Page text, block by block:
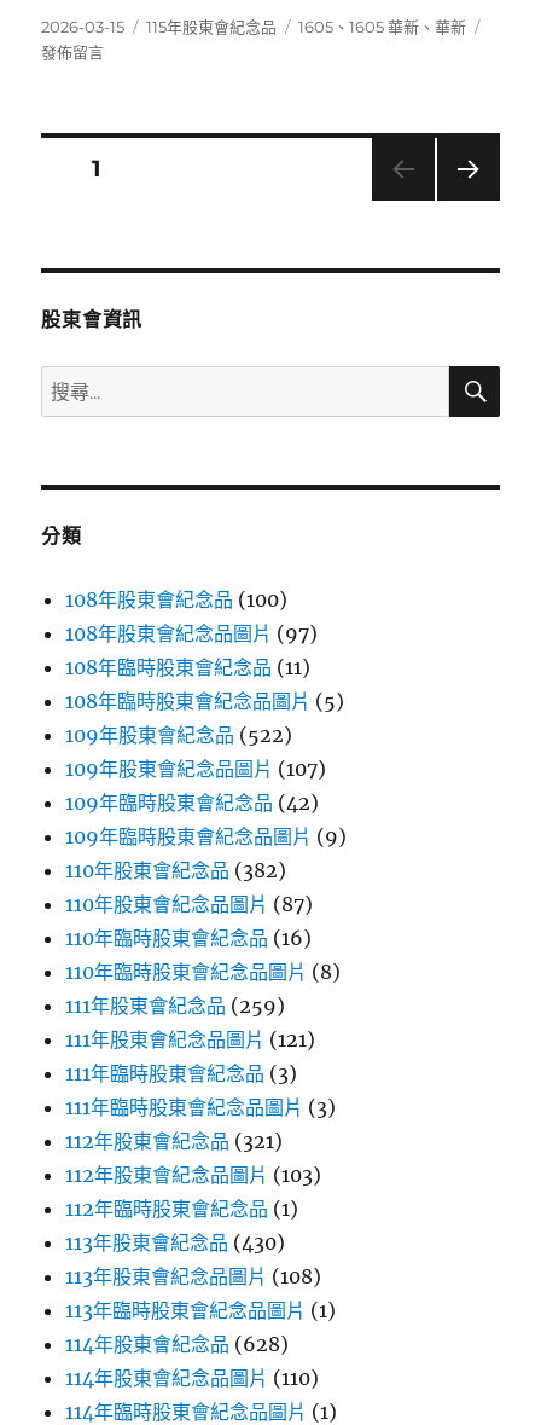
發
佈
2026-03-15
分
115年股東會紀念品
標
1605 、1605 華新 、華新
發佈留言
分
頁次1
股東會資訊
搜
尋
鍵
搜
分類
108年股東會紀念品 (100)
108年股東會紀念品圖片 (97)
108年臨時股東會紀念品 (11)
108年臨時股東會紀念品圖片 (5)
109年股東會紀念品 (522)
109年股東會紀念品圖片 (107)
109年臨時股東會紀念品 (42)
109年臨時股東會紀念品圖片 (9)
110年股東會紀念品 (382)
110年股東會紀念品圖片 (87)
110年臨時股東會紀念品 (16)
110年臨時股東會紀念品圖片 (8)
111年股東會紀念品 (259)
111年股東會紀念品圖片 (121)
111年臨時股東會紀念品 (3)
111年臨時股東會紀念品圖片 (3)
112年股東會紀念品 (321)
112年股東會紀念品圖片 (103)
112年臨時股東會紀念品 (1)
113年股東會紀念品 (430)
113年股東會紀念品圖片 (108)
113年臨時股東會紀念品圖片 (1)
114年股東會紀念品 (628)
114年股東會紀念品圖片 (110)
114年臨時股東會紀念品圖片 (1)